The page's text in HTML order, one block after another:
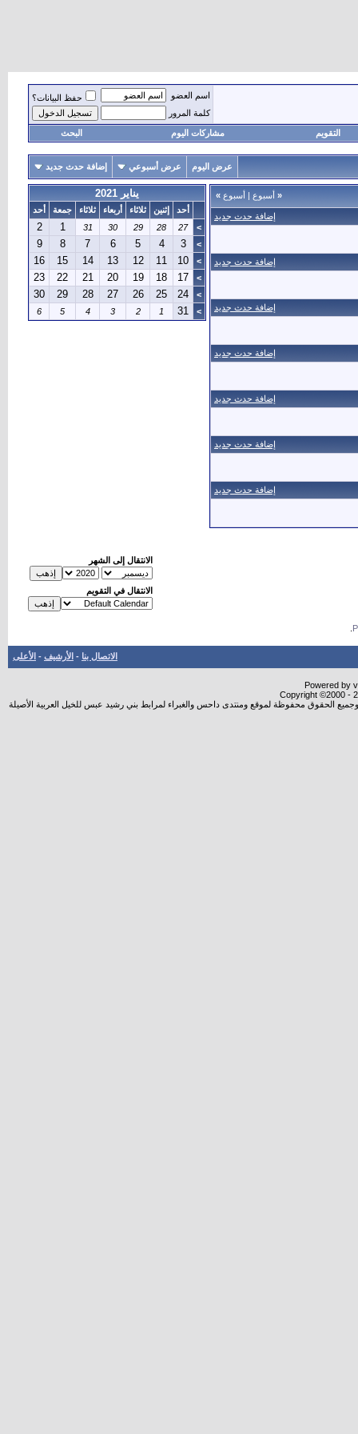
اسم العضو
حفظ البيانات؟
كلمة المرور
التقويم مشاركات اليوم البحث
عرض اليوم عرض أسبوعي إضافة حدث جديد
« أسبوع | أسبوع »
إضافة حدث جديد
إضافة حدث جديد
إضافة حدث جديد
إضافة حدث جديد
إضافة حدث جديد
إضافة حدث جديد
إضافة حدث جديد
يناير 2021
أحد إثنين ثلاثاء أربعاء ثلاثاء جمعة
أحد
>
27
28
29
30
31
1
2
>
3
4
5
6
7
8
9
>
10
11
12
13
14
15
16
>
17
18
19
20
21
22
23
>
24
25
26
27
28
29
30
>
31
1
2
3
4
5
6
الانتقال إلى الشهر
الانتقال في التقويم
الاتصال بنا - الأرشيف - الأعلى
Powered by
Copyright ©2000 -
الحقوق محفوظة لموقع ومنتدى داحس والغبراء لمرابط بني رشيد عبس للخيل العربية الأصيلة